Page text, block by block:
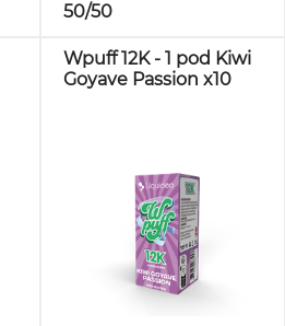
50/50
Wpuff 12K - 1 pod Kiwi
Goyave Passion x10